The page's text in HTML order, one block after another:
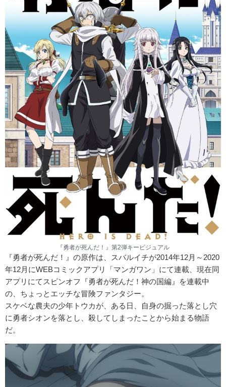
『勇者が死んだ！』第2弾キービジュアル
『勇者が死んだ！』の原作は、スバルイチが2014年12月～2020
年12月にWEBコミックアプリ「マンガワン」にて連載、現在同
アプリにてスピンオフ『勇者が死んだ！神の国編』を連載中
の、ちょっとエッチな冒険ファンタジー。
スケベな農夫の少年トウカが、ある日、自身の掘った落とし穴
に勇者シオンを落とし、殺してしまったことから始まる物語
だ。